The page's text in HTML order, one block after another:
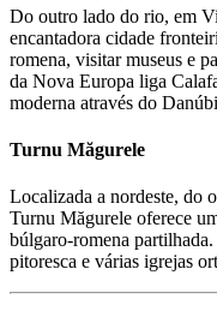
Do outro lado do rio, em
encantadora cidade
romena, visitar museus e
da Nova Europa liga
moderna através do
Turnu Măgurele
Localizada a nordeste, do
Turnu Măgurele oferece
búlgaro-romena
pitoresca e várias igrejas